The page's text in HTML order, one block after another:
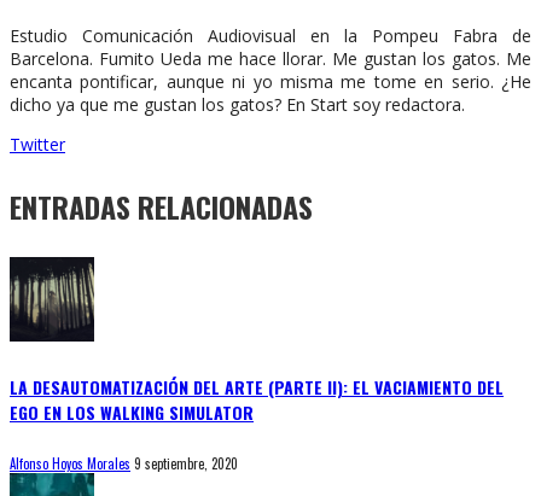
Estudio Comunicación Audiovisual en la Pompeu Fabra de
Barcelona. Fumito Ueda me hace llorar. Me gustan los gatos. Me
encanta pontificar, aunque ni yo misma me tome en serio. ¿He
dicho ya que me gustan los gatos? En Start soy redactora.
Twitter
ENTRADAS RELACIONADAS
LA DESAUTOMATIZACIÓN DEL ARTE (PARTE II): EL VACIAMIENTO DEL
EGO EN LOS WALKING SIMULATOR
Alfonso Hoyos Morales 9 septiembre, 2020